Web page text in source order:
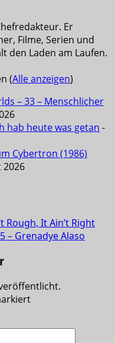
Er
Filme, Serien und
den Laden am Laufen.
(Alle anzeigen)
– 33 – Menschlicher
hab heute was getan -
Cybertron (1986)
2026
Rough, It Ain’t Right
– Grenadye Alaso